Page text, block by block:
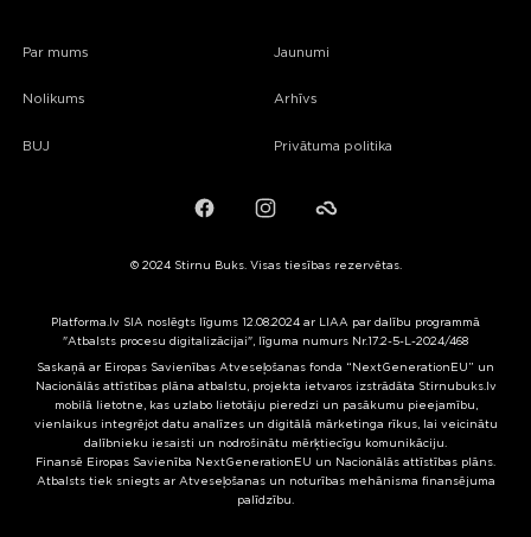
Par mums
Nolikums
BUJ
Jaunumi
Arhīvs
Privātuma politika
FacebookInstagramFailiem.lv
© 2024 Stirnu Buks. Visas tiesības rezervētas.
Platforma.lv SIA noslēgts līgums 12.08.2024 ar LIAA par dalību programmā
"Atbalsts procesu digitalizācijai", līguma numurs Nr.17.2-5-L-2024/468
Saskaņā ar Eiropas Savienības Atveseļošanas fonda “NextGenerationEU” un
Nacionālās attīstības plāna atbalstu, projekta ietvaros izstrādāta Stirnubuks.lv
mobilā lietotne, kas uzlabo lietotāju pieredzi un pasākumu pieejamību,
vienlaikus integrējot datu analīzes un digitālā mārketinga rīkus, lai veicinātu
dalībnieku iesaisti un nodrošinātu mērķtiecīgu komunikāciju.
Finansē Eiropas Savienība NextGenerationEU un Nacionālās attīstības plāns.
Atbalsts tiek sniegts ar Atveseļošanas un noturības mehānisma finansējuma
palīdzību.